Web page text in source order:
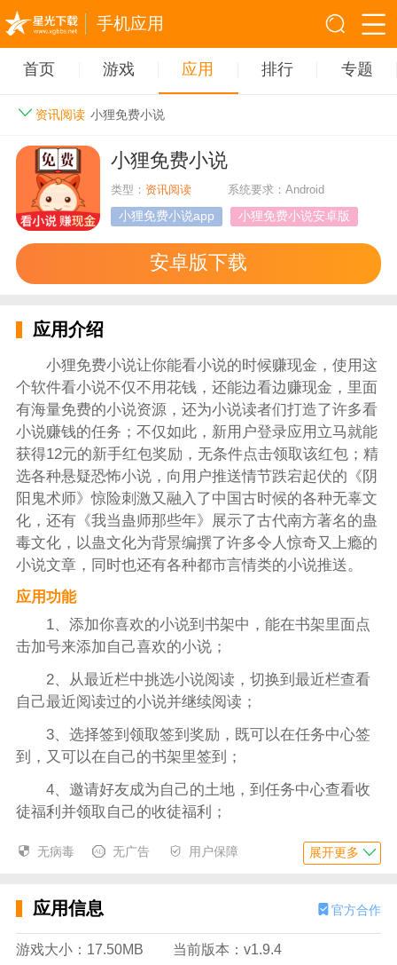
手机应用
首页 游戏 应用 排行 专题
资讯阅读 小狸免费小说
小狸免费小说
类型： 资讯阅读 系统要求：Android
小狸免费小说app 小狸免费小说安卓版
安卓版下载
应用介绍
小狸免费小说让你能看小说的时候赚现金，使用这
个软件看小说不仅不用花钱，还能边看边赚现金，里面
有海量免费的小说资源，还为小说读者们打造了许多看
小说赚钱的任务；不仅如此，新用户登录应用立马就能
获得12元的新手红包奖励，无条件点击领取该红包；精
选各种悬疑恐怖小说，向用户推送情节跌宕起伏的《阴
阳鬼术师》惊险刺激又融入了中国古时候的各种无辜文
化，还有《我当蛊师那些年》展示了古代南方著名的蛊
毒文化，以蛊文化为背景编撰了许多令人惊奇又上瘾的
小说文章，同时也还有各种都市言情类的小说推送。
应用功能
1、添加你喜欢的小说到书架中，能在书架里面点
击加号来添加自己喜欢的小说；
2、从最近栏中挑选小说阅读，切换到最近栏查看
自己最近阅读过的小说并继续阅读；
3、选择签到领取签到奖励，既可以在任务中心签
到，又可以在自己的书架里签到；
4、邀请好友成为自己的土地，到任务中心查看收
徒福利并领取自己的收徒福利；
5、随时进入钱包里面查询自己的钱包余额，核对
6、从钱包里面把自己的余额提现到其他账户，将
自己的现金余额提现出来使用；
应用特色
无病毒 无广告 用户保障 展开更多
应用信息 官方合作
游戏大小：17.50MB
当前版本：v1.9.4